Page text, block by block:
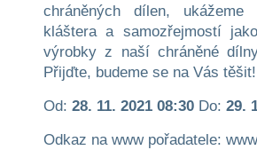
chráněných dílen, ukážeme
kláštera a samozřejmostí
výrobky z naší chráněné
Přijďte, budeme se na Vás těšit!
Od: 28. 11. 2021 08:30 Do: 29.
Odkaz na www pořadatele: